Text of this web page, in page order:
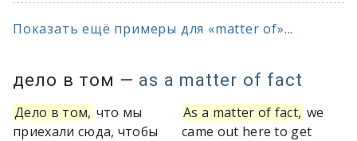
Показать ещё примеры для «matter of»...
дело в том — as a matter of fact
Дело в том, что мы
приехали сюда, чтобы
As a matter of fact, we
came out here to get